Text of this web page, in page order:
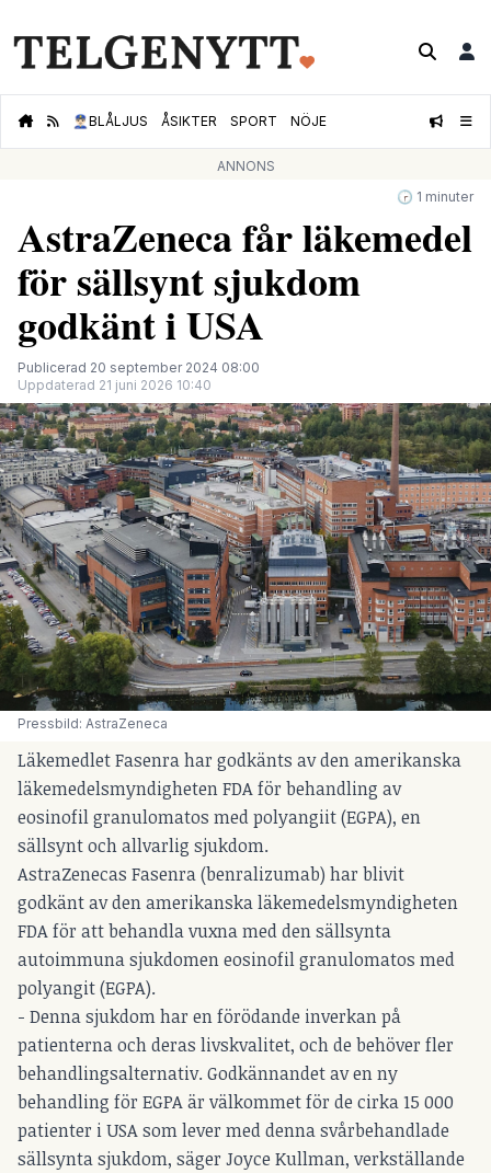
👮🏻‍♂️BLÅLJUS ÅSIKTER SPORT NÖJE
ANNONS
🕝 1 minuter
AstraZeneca får läkemedel
för sällsynt sjukdom
godkänt i USA
Publicerad 20 september 2024 08:00
Uppdaterad 21 juni 2026 10:40
Pressbild: AstraZeneca
Läkemedlet Fasenra har godkänts av den amerikanska
läkemedelsmyndigheten FDA för behandling av
eosinofil granulomatos med polyangiit (EGPA), en
sällsynt och allvarlig sjukdom.
AstraZenecas Fasenra (benralizumab) har blivit
godkänt av den amerikanska läkemedelsmyndigheten
FDA för att behandla vuxna med den sällsynta
autoimmuna sjukdomen eosinofil granulomatos med
polyangit (EGPA).
- Denna sjukdom har en förödande inverkan på
patienterna och deras livskvalitet, och de behöver fler
behandlingsalternativ. Godkännandet av en ny
behandling för EGPA är välkommet för de cirka 15 000
patienter i USA som lever med denna svårbehandlade
sällsynta sjukdom, säger Joyce Kullman, verkställande